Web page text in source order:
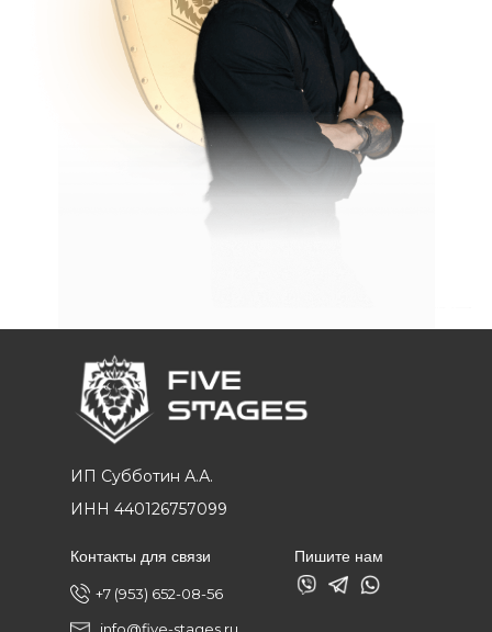
ИП Субботин А.А.
Контакты для связи Пишите нам
+7 (953) 652-08-56
ИНН 440126757099